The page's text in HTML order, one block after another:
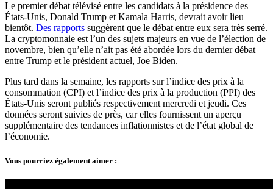
Le premier débat télévisé entre les candidats à la présidence des
États-Unis, Donald Trump et Kamala Harris, devrait avoir lieu
bientôt. Des rapports suggèrent que le débat entre eux sera très serré.
La cryptomonnaie est l’un des sujets majeurs en vue de l’élection de
novembre, bien qu’elle n’ait pas été abordée lors du dernier débat
entre Trump et le président actuel, Joe Biden.
Plus tard dans la semaine, les rapports sur l’indice des prix à la
consommation (CPI) et l’indice des prix à la production (PPI) des
États-Unis seront publiés respectivement mercredi et jeudi. Ces
données seront suivies de près, car elles fournissent un aperçu
supplémentaire des tendances inflationnistes et de l’état global de
l’économie.
Vous pourriez également aimer :